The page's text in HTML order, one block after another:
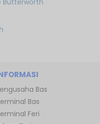
Bas
Bas
Feri